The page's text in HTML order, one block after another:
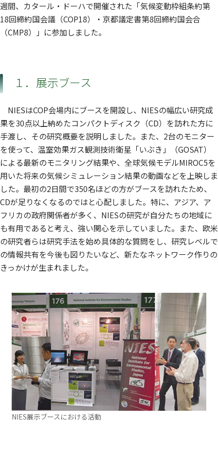
週間、カタール・ドーハで開催された「気候変動枠組条約第
18回締約国会議（COP18）・京都議定書第8回締約国会合
（CMP8）」に参加しました。
１．展示ブース
NIESはCOP会場内にブースを開設し、NIESの幅広い研究成
果を30点以上納めたコンパクトディスク（CD）を訪れた方に
手渡し、その研究概要を説明しました。また、2台のモニター
を使って、温室効果ガス観測技術衛星「いぶき」（GOSAT）
による最新のモニタリング結果や、全球気候モデルMIROC5を
用いた将来の気候シミュレーション結果の動画などを上映しま
した。最初の2日間で350名ほどの方がブースを訪れたため、
CDが足りなくなるのではと心配しました。特に、アジア、ア
フリカの政府関係者が多く、NIESの研究が自分たちの地域に
も有用であると考え、強い関心を示していました。また、欧米
の研究者らは研究手法を始め具体的な質問をし、研究レベルで
の情報共有を今後も図りたいなど、新たなネットワーク作りの
きっかけが生まれました。
NIES展示ブースにおける活動